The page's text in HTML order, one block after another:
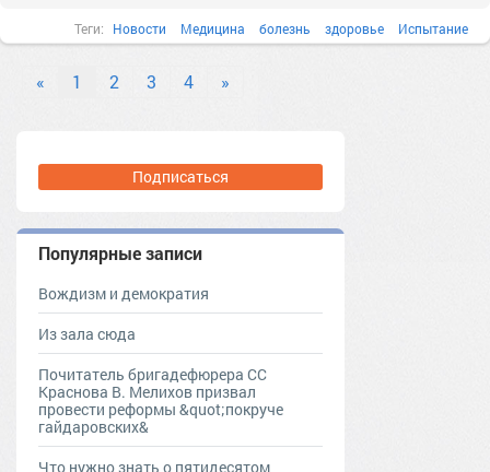
Теги: Новости Медицина болезнь здоровье Испытание
« 1 2 3 4 »
Подписаться
Популярные записи
Вождизм и демократия
Из зала сюда
Почитатель бригадефюрера СС
Краснова В. Мелихов призвал
провести реформы &quot;покруче
гайдаровских&
Что нужно знать о пятидесятом